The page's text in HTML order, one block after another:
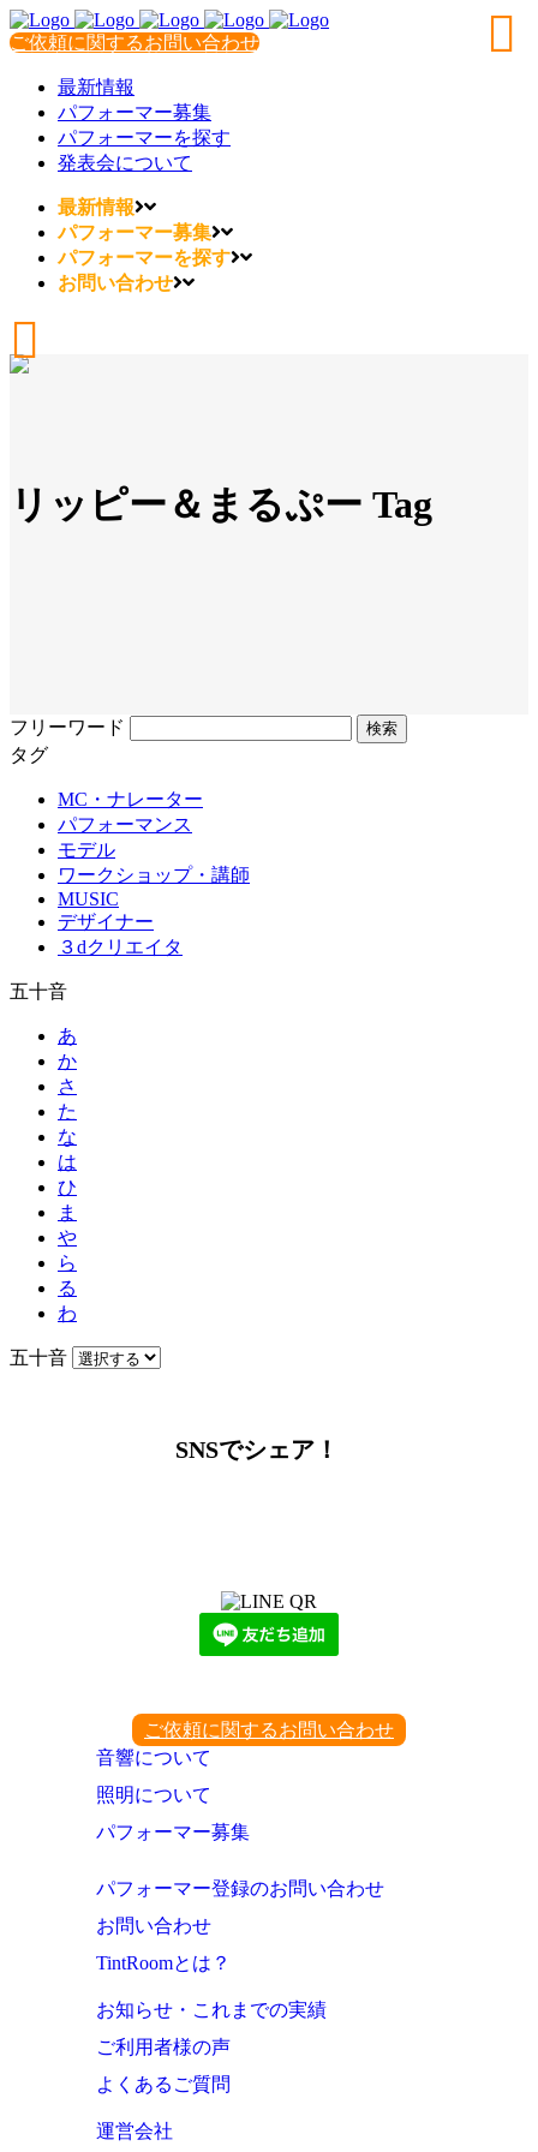
ご依頼に関するお問い合わせ
最新情報
パフォーマー募集
パフォーマーを探す
発表会について
最新情報
パフォーマー募集
パフォーマーを探す
お問い合わせ
リッピー＆まるぷー Tag
フリーワード
タグ
MC・ナレーター
パフォーマンス
モデル
ワークショップ・講師
MUSIC
デザイナー
３dクリエイタ
五十音
あ
か
さ
た
な
は
ひ
ま
や
ら
る
わ
五十音
SNSでシェア！
ご依頼に関するお問い合わせ
音響について
照明について
パフォーマー募集
パフォーマー登録のお問い合わせ
お問い合わせ
TintRoomとは？
お知らせ・これまでの実績
ご利用者様の声
よくあるご質問
運営会社